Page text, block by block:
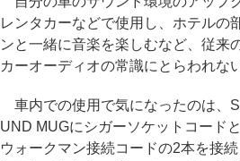
レンタカーなどで使用し、ホテルの
ンと一緒に音楽を楽しむなど、従来
カーオーディオの常識にとらわれな
車内での使用で気になったのは、
UND MUGにシガーソケットコードと
ウォークマン接続コードの2本を接続